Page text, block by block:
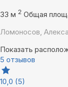
33 м 2 Общая
Ломоносов,
Показать
5 отзывов
10,0 (5)